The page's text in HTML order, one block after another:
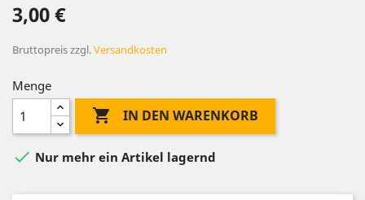
3,00 €
Bruttopreiszzgl.Versandkosten
Menge
 IN DEN WARENKORB
 Nur mehr ein Artikel lagernd